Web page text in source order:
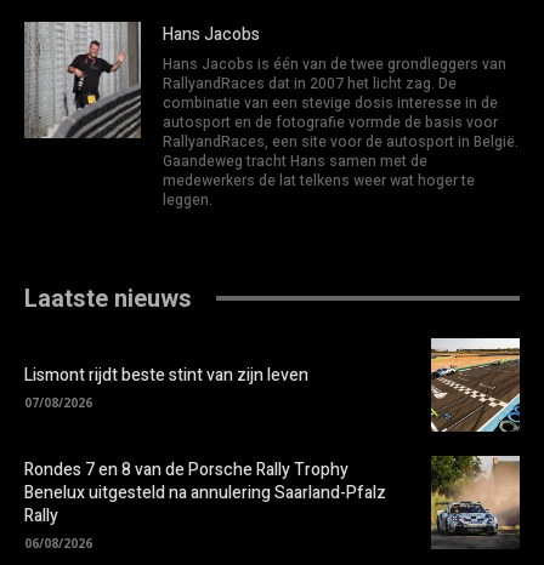
Hans Jacobs
Hans Jacobs is één van de twee grondleggers van
RallyandRaces dat in 2007 het licht zag. De
combinatie van een stevige dosis interesse in de
autosport en de fotografie vormde de basis voor
RallyandRaces, een site voor de autosport in België.
Gaandeweg tracht Hans samen met de
medewerkers de lat telkens weer wat hoger te
leggen.
Laatste nieuws
Lismont rijdt beste stint van zijn leven
07/08/2026
Rondes 7 en 8 van de Porsche Rally Trophy
Benelux uitgesteld na annulering Saarland-Pfalz
Rally
06/08/2026